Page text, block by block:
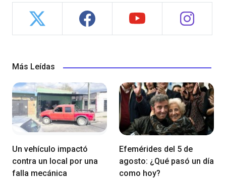
Más Leídas
Un vehículo impactó
contra un local por una
falla mecánica
Efemérides del 5 de
agosto: ¿Qué pasó un día
como hoy?